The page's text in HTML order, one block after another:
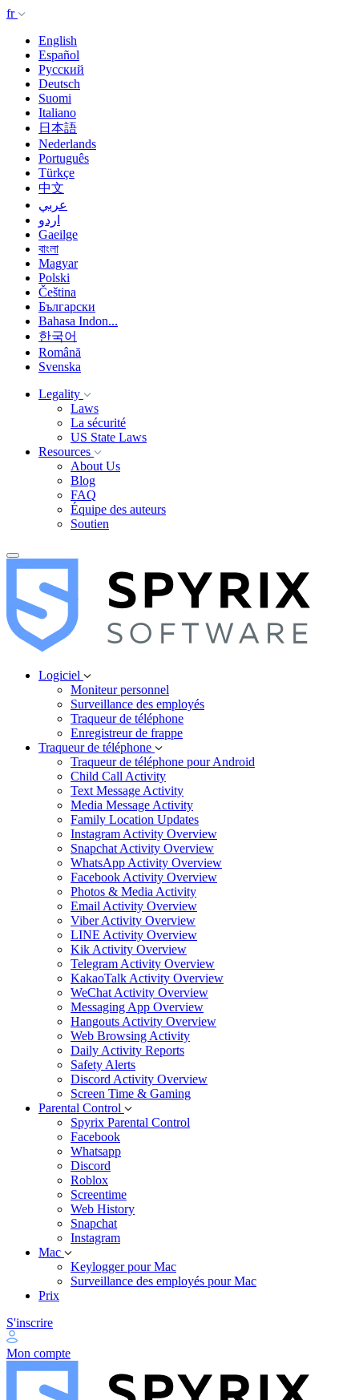
fr
English
Español
Русский
Deutsch
Suomi
Italiano
日本語
Nederlands
Português
Türkçe
中文
عربي
اردو
Gaeilge
বাংলা
Magyar
Polski
Čeština
Български
Bahasa Indon...
한국어
Română
Svenska
Legality
Laws
La sécurité
US State Laws
Resources
About Us
Blog
FAQ
Équipe des auteurs
Soutien
Logiciel
Moniteur personnel
Surveillance des employés
Traqueur de téléphone
Enregistreur de frappe
Traqueur de téléphone
Traqueur de téléphone pour Android
Child Call Activity
Text Message Activity
Media Message Activity
Family Location Updates
Instagram Activity Overview
Snapchat Activity Overview
WhatsApp Activity Overview
Facebook Activity Overview
Photos & Media Activity
Email Activity Overview
Viber Activity Overview
LINE Activity Overview
Kik Activity Overview
Telegram Activity Overview
KakaoTalk Activity Overview
WeChat Activity Overview
Messaging App Overview
Hangouts Activity Overview
Web Browsing Activity
Daily Activity Reports
Safety Alerts
Discord Activity Overview
Screen Time & Gaming
Parental Control
Spyrix Parental Control
Facebook
Whatsapp
Discord
Roblox
Screentime
Web History
Snapchat
Instagram
Mac
Keylogger pour Mac
Surveillance des employés pour Mac
Prix
S'inscrire
Mon compte